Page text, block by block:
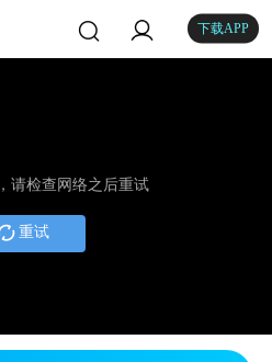
下载APP
请检查网络之后重试
重试